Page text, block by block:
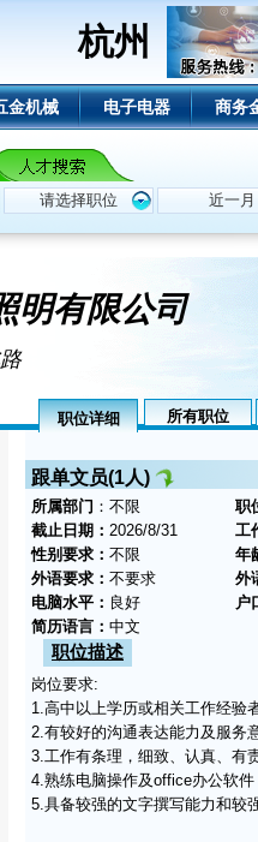
杭州
金机械 电子电器 商务
明有限公司
职位详细 所有职位
跟单文员(1人)
所属部门 ：不限
职
截止日期： 2026/8/31
工
性别要求： 不限
年
外语要求： 不要求
外
电脑水平： 良好
户
简历语言： 中文
职位描述
岗位要求:
1.高中以上学历或相关工作经验
2.有较好的沟通表达能力及服务
3.工作有条理，细致、认真、有
4.熟练电脑操作及office办公软
5.具备较强的文字撰写能力和较